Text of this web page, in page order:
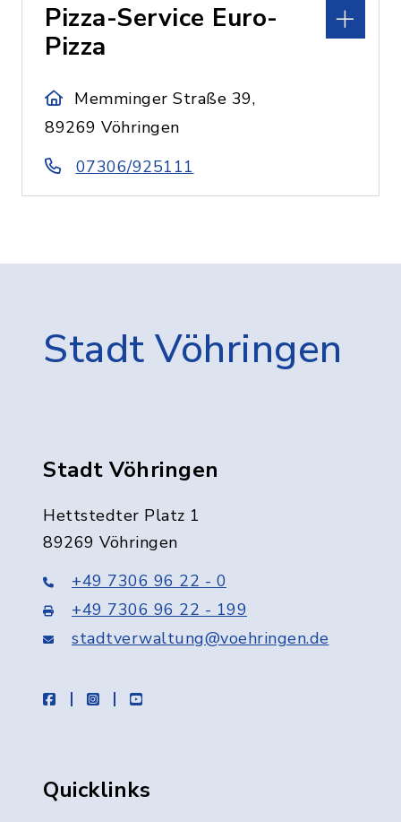
Pizza-Service Euro-
Pizza
Memminger Straße 39,
89269 Vöhringen
07306/925111
Stadt Vöhringen
Stadt Vöhringen
Hettstedter Platz 1
89269 Vöhringen
+49 7306 96 22 - 0
+49 7306 96 22 - 199
stadtverwaltung@voehringen.de
facebookinstagramyoutube
Quicklinks